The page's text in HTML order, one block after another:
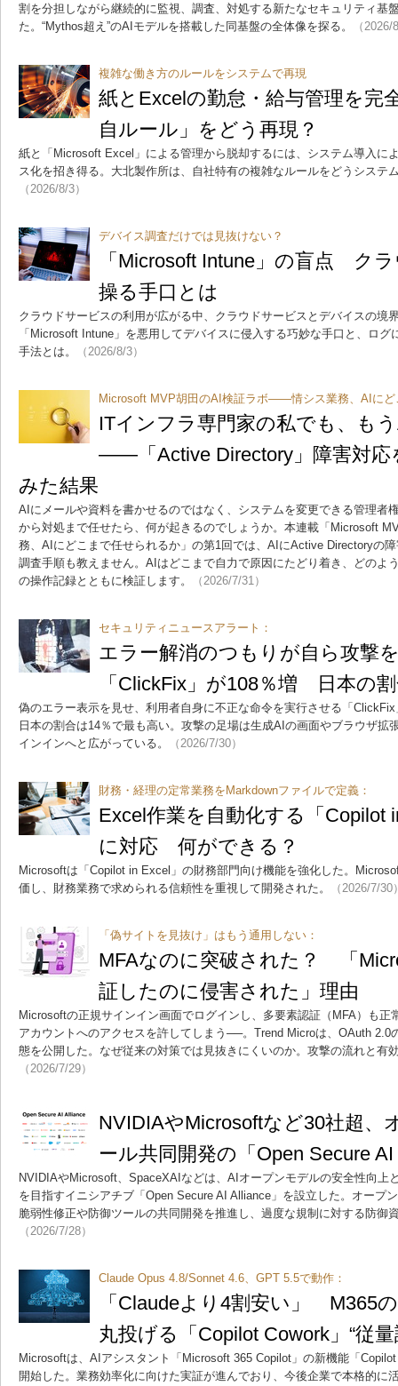
割を分担しながら継続的に監視、調査、対処する新たなセキュリティ基
た。“Mythos超え”のAIモデルを搭載した同基盤の全体像を探る。
（2026/
複雑な働き方のルールをシステムで再現
紙とExcelの勤怠・給与管理を
自ルール」をどう再現？
紙と「Microsoft Excel」による管理から脱却するには、システム導入に
ス化を招き得る。大北製作所は、自社特有の複雑なルールをどうシステ
（2026/8/3）
デバイス調査だけでは見抜けない？
「Microsoft Intune」の盲点 ク
操る手口とは
クラウドサービスの利用が広がる中、クラウドサービスとデバイスの境
「Microsoft Intune」を悪用してデバイスに侵入する巧妙な手口と、ロ
手法とは。
（2026/8/3）
Microsoft MVP胡田のAI検証ラボ――情シス業務、AIにど
ITインフラ専門家の私でも、も
――「Active Directory」障害対応
みた結果
AIにメールや資料を書かせるのではなく、システムを変更できる管理者
から対処まで任せたら、何が起きるのでしょうか。本連載「Microsoft
務、AIにどこまで任せられるか」の第1回では、AIにActive Directoryの
調査手順も教えません。AIはどこまで自力で原因にたどり着き、どのよ
の操作記録とともに検証します。
（2026/7/31）
セキュリティニュースアラート：
エラー解消のつもりが自ら攻撃
「ClickFix」が108％増 日本の
偽のエラー表示を見せ、利用者自身に不正な命令を実行させる「
日本の割合は14％で最も高い。攻撃の足場は生成AIの画面やブラウザ拡
インインへと広がっている。
（2026/7/30）
財務・経理の定常業務をMarkdownファイルで定義：
Excel作業を自動化する「Copilot
に対応 何ができる？
Microsoftは「Copilot in Excel」の財務部門向け機能を強化した。
価し、財務業務で求められる信頼性を重視して開発された。
（2026/7/30
「偽サイトを見抜け」はもう通用しない：
MFAなのに突破された？ 「
証したのに侵害された」理由
Microsoftの正規サインイン画面でログインし、多要素認証（MFA）も正
アカウントへのアクセスを許してしまう──。Trend Microは、OAuth 2.0
態を公開した。なぜ従来の対策では見抜きにくいのか。攻撃の流れと有
（2026/7/29）
NVIDIAやMicrosoftなど30社超、
ール共同開発の「Open Secure
NVIDIAやMicrosoft、SpaceXAIなどは、AIオープンモデルの安全性向上
を目指すイニシアチブ「Open Secure AI Alliance」を設立した。オープ
脆弱性修正や防御ツールの共同開発を推進し、過度な規制に対する防御
（2026/7/28）
Claude Opus 4.8/Sonnet 4.6、GPT 5.5で動作：
「Claudeより4割安い」 M365
丸投げる「Copilot Cowork」“従
Microsoftは、AIアシスタント「Microsoft 365 Copilot」の新機能「
開始した。業務効率化に向けた実証が進んでおり、今後企業で本格的に